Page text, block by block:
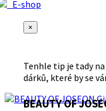
E-shop
×
Tenhle tip je tady
dárků, které by se
BEAUTY OF